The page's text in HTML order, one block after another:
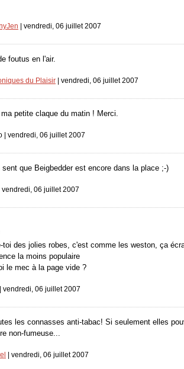
| vendredi, 06 juillet 2007
foutus en l'air.
du Plaisir | vendredi, 06 juillet 2007
petite claque du matin ! Merci.
| vendredi, 06 juillet 2007
que Beigbedder est encore dans la place ;-)
| vendredi, 06 juillet 2007
toi des jolies robes, c'est comme les weston, ça
la moins populaire
le mec à la page vide ?
| vendredi, 06 juillet 2007
les connasses anti-tabac! Si seulement elles
non-fumeuse...
| vendredi, 06 juillet 2007